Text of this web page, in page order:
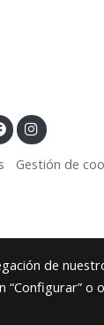
Gestión de
de
o